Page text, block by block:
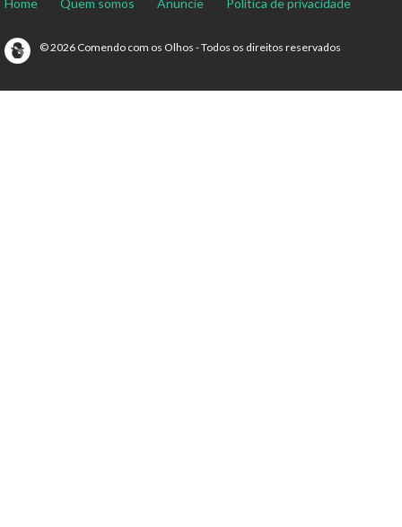
© 2026 Comendo com os Olhos - Todos os direitos reservados